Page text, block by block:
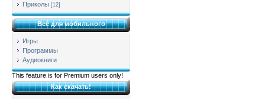
Приколы [12]
Всё для мобильного
Игры
Программы
Аудиокниги
This feature is for Premium users only!
Как скачать!